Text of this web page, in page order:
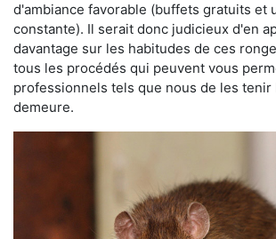
d'ambiance favorable (buffets gratuits et
constante). Il serait donc judicieux d'en
davantage sur les habitudes de ces
tous les procédés qui peuvent vous
professionnels tels que nous de les tenir
demeure.